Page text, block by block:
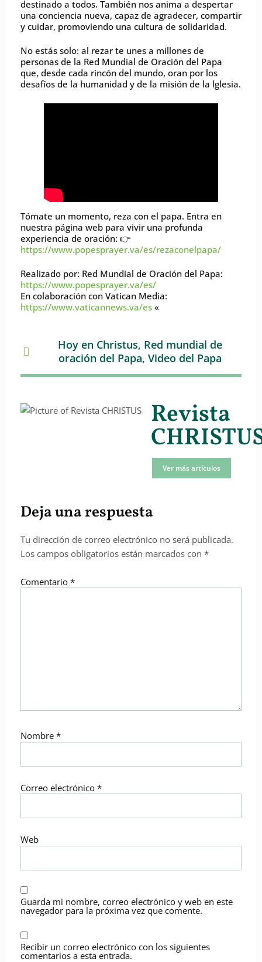
destinado a todos. También nos anima a despertar
una conciencia nueva, capaz de agradecer, compartir
y cuidar, promoviendo una cultura de solidaridad.
No estás solo: al rezar te unes a millones de
personas de la Red Mundial de Oración del Papa
que, desde cada rincón del mundo, oran por los
desafíos de la humanidad y de la misión de la lglesia.
Tómate un momento, reza con el papa. Entra en
nuestra página web para vivir una profunda
experiencia de oración: 👉
https://www.popesprayer.va/es/rezaconelpapa/
Realizado por: Red Mundial de Oración del Papa:
https://www.popesprayer.va/es/
En colaboración con Vatican Media:
https://www.vaticannews.va/es «
Hoy en Christus, Red mundial de
oración del Papa, Video del Papa
Revista
Ver más artículos
Deja una respuesta
Tu dirección de correo electrónico no será publicada.
Los campos obligatorios están marcados con *
Comentario *
Nombre *
Correo electrónico *
Web
Guarda mi nombre, correo electrónico y web en este
navegador para la próxima vez que comente.
Recibir un correo electrónico con los siguientes
comentarios a esta entrada.